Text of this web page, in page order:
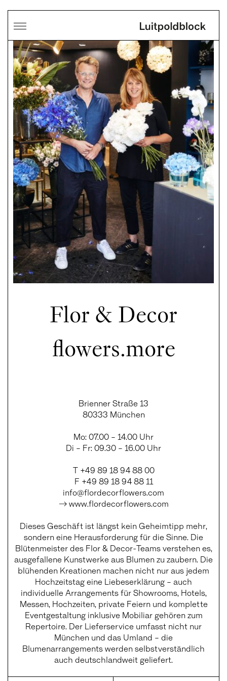
Flor & Decor
flowers.more
Brienner Straße 13
80333 München
Mo: 07.00 – 14.00 Uhr
Di – Fr: 09.30 – 16.00 Uhr
T +49 89 18 94 88 00
F +49 89 18 94 88 11
info@flordecorflowers.com
→ www.flordecorflowers.com
Dieses Geschäft ist längst kein Geheimtipp mehr,
sondern eine Herausforderung für die Sinne. Die
Blütenmeister des Flor & Decor-Teams verstehen es,
ausgefallene Kunstwerke aus Blumen zu zaubern. Die
blühenden Kreationen machen nicht nur aus jedem
Hochzeitstag eine Liebeserklärung – auch
individuelle Arrangements für Showrooms, Hotels,
Messen, Hochzeiten, private Feiern und komplette
Eventgestaltung inklusive Mobiliar gehören zum
Repertoire. Der Lieferservice umfasst nicht nur
München und das Umland – die
Blumenarrangements werden selbstverständlich
auch deutschlandweit geliefert.